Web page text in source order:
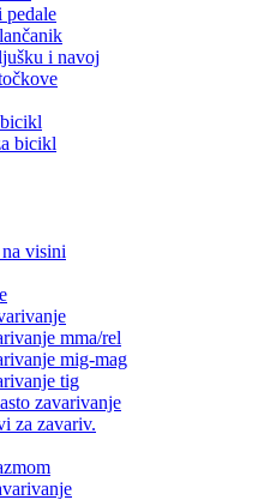
pedale
i navoj
bicikl
visini
mma/rel
mig-mag
tig
zavarivanje
za zavariv.